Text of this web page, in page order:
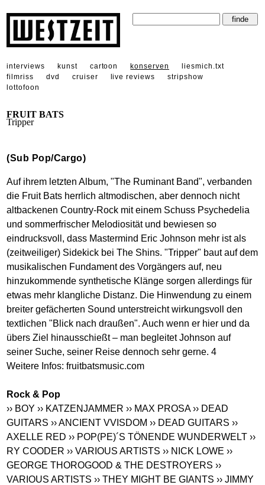
interviews kunst cartoon konserven
liesmich.txt
filmriss
dvd cruiser live reviews
stripshow
lottofoon
FRUIT BATS
Tripper
(Sub Pop/Cargo)
Auf ihrem letzten Album, "The Ruminant Band", verbanden
die Fruit Bats herrlich altmodischen, aber dennoch nicht
altbackenen Country-Rock mit einem Schuss Psychedelia
und sommerfrischer Melodiosität und bewiesen so
eindrucksvoll, dass Mastermind Eric Johnson mehr ist als
(zeitweiliger) Sidekick bei The Shins. "Tripper" baut auf dem
musikalischen Fundament des Vorgängers auf, neu
hinzukommende synthetische Klänge sorgen allerdings für
etwas mehr klangliche Distanz. Die Hinwendung zu einem
breiter gefächerten Sound unterstreicht wirkungsvoll den
textlichen "Blick nach draußen". Auch wenn er hier und da
übers Ziel hinausschießt – man begleitet Johnson auf
seiner Suche, seiner Reise dennoch sehr gerne. 4
Weitere Infos: fruitbatsmusic.com
Rock & Pop
›› BOY ›› KATZENJAMMER ›› MAX PROSA ›› DEAD
GUITARS ›› ANCIENT VVISDOM ›› DEAD GUITARS ››
AXELLE RED ›› POP(PE)´S TÖNENDE WUNDERWELT ››
RY COODER ›› VARIOUS ARTISTS ›› NICK LOWE ››
GEORGE THOROGOOD & THE DESTROYERS ››
VARIOUS ARTISTS ›› THEY MIGHT BE GIANTS ›› JIMMY